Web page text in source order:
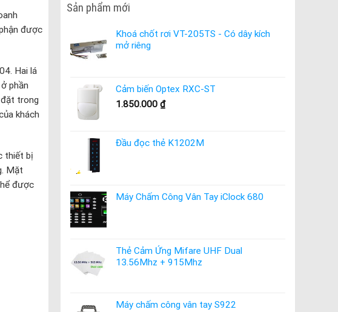
được
Hai lá
phần
trong
khách
thiết bị
Mặt
được
Sản phẩm mới
Khoá chốt rơi VT-205TS - Có dây kích
mở riêng
Cảm biến Optex RXC-ST
1.850.000 ₫
Đầu đọc thẻ K1202M
Máy Chấm Công Vân Tay iClock 680
Thẻ Cảm Ứng Mifare UHF Dual
13.56Mhz + 915Mhz
Máy chấm công vân tay S922